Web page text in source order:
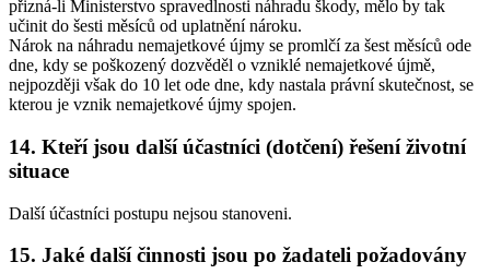
přizná-li Ministerstvo spravedlnosti náhradu škody, mělo by tak
učinit do šesti měsíců od uplatnění nároku.
Nárok na náhradu nemajetkové újmy se promlčí za šest měsíců ode
dne, kdy se poškozený dozvěděl o vzniklé nemajetkové újmě,
nejpozději však do 10 let ode dne, kdy nastala právní skutečnost, se
kterou je vznik nemajetkové újmy spojen.
14. Kteří jsou další účastníci (dotčení) řešení životní
situace
Další účastníci postupu nejsou stanoveni.
15. Jaké další činnosti jsou po žadateli požadovány